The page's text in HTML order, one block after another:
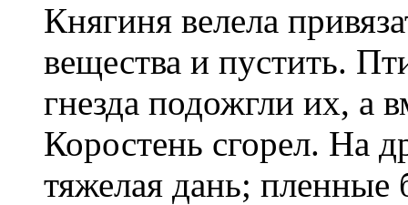
Княгиня велела
вещества и пустить.
гнезда подожгли их, а
Коростень сгорел. На
тяжелая дань;